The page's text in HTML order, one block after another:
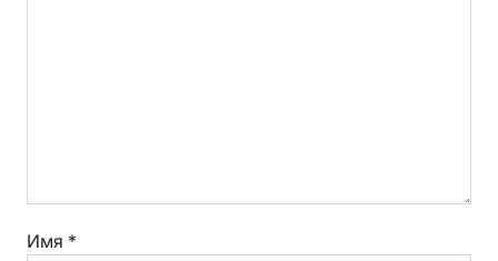
Имя *